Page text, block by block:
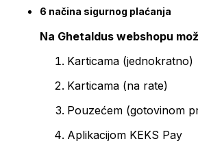
6 načina sigurnog plaćanja
Na Ghetaldus webshopu
Karticama (jednokratno)
Karticama (na rate)
Pouzećem (gotovinom
Aplikacijom KEKS Pay